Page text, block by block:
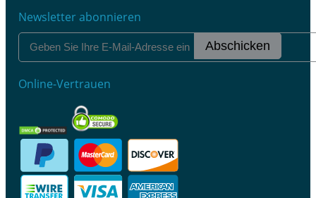
Newsletter abonnieren
Abschicken
Online-Vertrauen